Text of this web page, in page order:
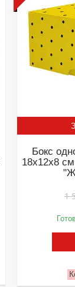
Бокс
18х12х8
1